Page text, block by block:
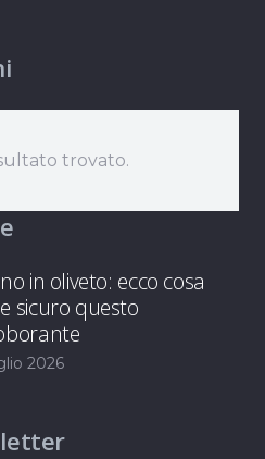
trovato.
in oliveto: ecco cosa
sicuro questo
2026